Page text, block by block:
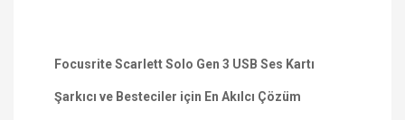
Focusrite Scarlett Solo Gen 3 USB Ses Kartı
Şarkıcı ve Besteciler için En Akılcı Çözüm